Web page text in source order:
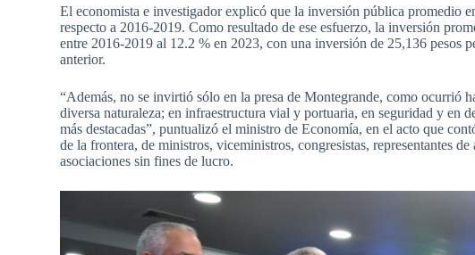
El economista e investigador explicó que la inversión pública promedio
respecto a 2016-2019. Como resultado de ese esfuerzo, la inversión
entre 2016-2019 al 12.2 % en 2023, con una inversión de 25,136 pesos
anterior.
“Además, no se invirtió sólo en la presa de Montegrande, como ocurrió
diversa naturaleza; en infraestructura vial y portuaria, en seguridad y en
más destacadas”, puntualizó el ministro de Economía, en el acto que
de la frontera, de ministros, viceministros, congresistas, representantes
asociaciones sin fines de lucro.